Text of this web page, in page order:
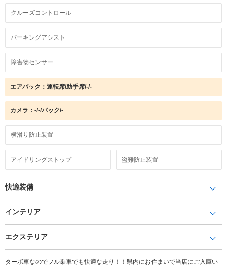
クルーズコントロール
パーキングアシスト
障害物センサー
エアバック：運転席/助手席/-/-
カメラ：-/-/バック/-
横滑り防止装置
アイドリングストップ 盗難防止装置
快適装備
インテリア
エクステリア
ターボ車なのでフル乗車でも快適な走り！！県内にお住まいで当店にご入庫い